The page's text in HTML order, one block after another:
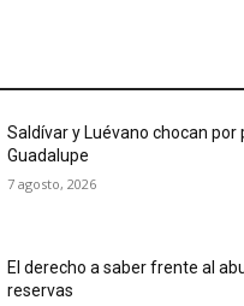
Saldívar y Luévano chocan por
Guadalupe
7 agosto, 2026
El derecho a saber frente al
reservas